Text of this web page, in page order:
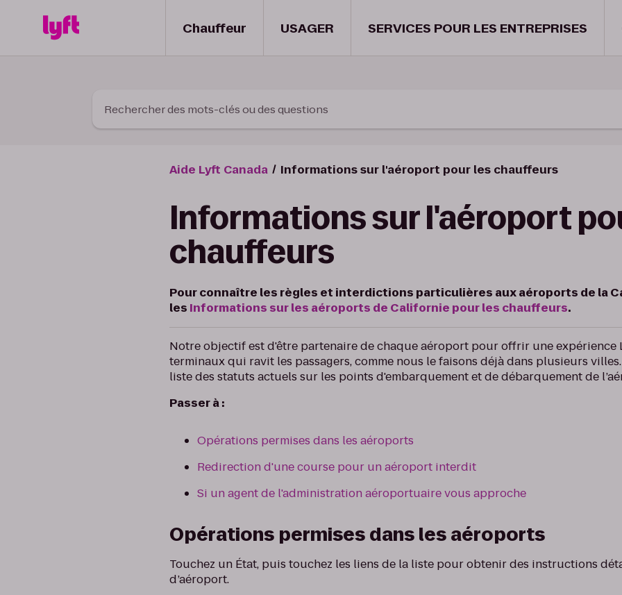
Chauffeur USAGER SERVICES POUR LES ENTREPRISES
Rechercher des mots-clés ou des questions
Aide Lyft Canada Informations sur l'aéroport pour les chauffeurs
Informations sur l'aéroport
chauffeurs
Pour connaître les règles et interdictions particulières aux aéroports de la
les Informations sur les aéroports de Californie pour les chauffeurs.
Notre objectif est d'être partenaire de chaque aéroport pour offrir une expérience
terminaux qui ravit les passagers, comme nous le faisons déjà dans plusieurs
liste des statuts actuels sur les points d'embarquement et de débarquement de
Passer à :
Opérations permises dans les aéroports
Redirection d'une course pour un aéroport interdit
Si un agent de l'administration aéroportuaire vous approche
Opérations permises dans les aéroports
Touchez un État, puis touchez les liens de la liste pour obtenir des instructions
d’aéroport.